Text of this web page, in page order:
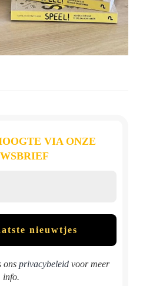
VIA ONZE
ons privacybeleidvoor meer
info.